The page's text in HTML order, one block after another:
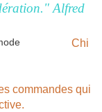
Alfred
Chi
commandes qui